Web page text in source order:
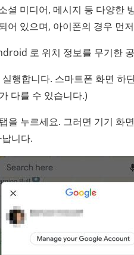
셜 미디어, 메시지 등 다양한
어 있으며, 아이폰의 경우 먼
로 위치 정보를 무기한
행합니다. 스마트폰 화면 하
다를 수 있습니다.)
을 누르세요. 그러면 기기 화
니다.